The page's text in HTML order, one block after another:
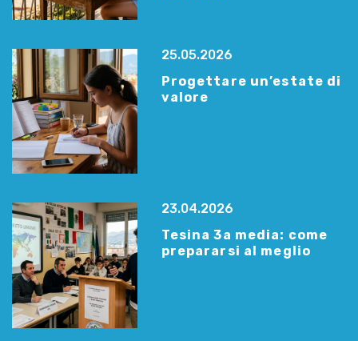
25.05.2026
Progettare un’estate di
valore
23.04.2026
Tesina 3a media: come
prepararsi al meglio